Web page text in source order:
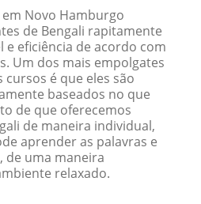
Novo Hamburgo
de Bengali rapitamente
e eficiência de acordo com
Um dos mais empolgates
é que eles são
baseados no que
de que oferecemos
de maneira individual,
aprender as palavras e
de uma maneira
relaxado.